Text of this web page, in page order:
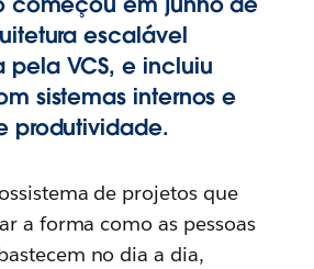
escalável
VCS, e incluiu
sistemas internos e
produtividade.
de projetos que
a forma como as pessoas
no dia a dia,